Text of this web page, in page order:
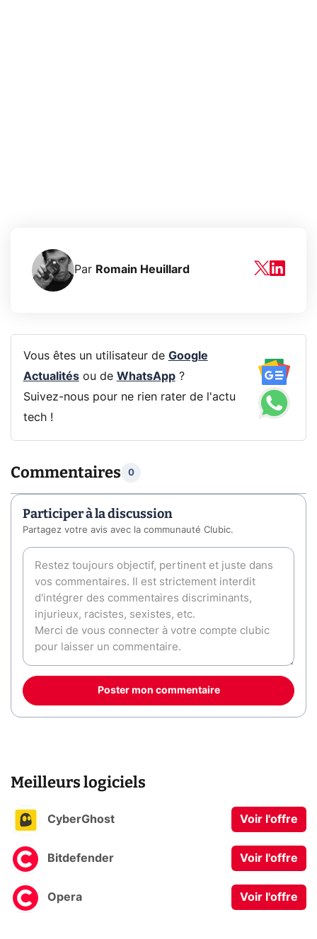
Par Romain Heuillard
Vous êtes un utilisateur de Google
Actualitésou de WhatsApp?
Suivez-nous pour ne rien rater de l'actu
tech !
Commentaires 0
Participer à la discussion
Partagez votre avis avec la communauté Clubic.
Poster mon commentaire
Meilleurs logiciels
CyberGhost Voir l'offre
Bitdefender Voir l'offre
Opera Voir l'offre